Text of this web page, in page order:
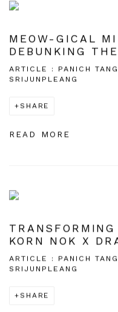
MEOW-GICAL
DEBUNKING
ARTICLE : PANICH
SRIJUNPLEANG
SHARE
READ MORE
KORN NOK X
ARTICLE : PANICH
SRIJUNPLEANG
SHARE